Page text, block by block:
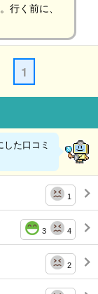
行く前に、
1
した口コミ
1
3 4
2